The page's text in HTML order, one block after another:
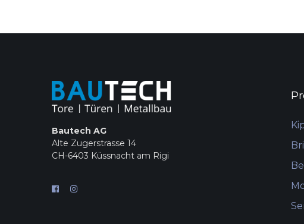
Bautech AG
Alte Zugerstrasse 14
CH-6403 Küssnacht am Rigi